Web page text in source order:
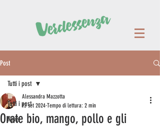
Post
Tutti i post
News
Tutti i post
Orate bio, mango, pollo e gli
Alessandra Mazzotta
13 set 2024 Tempo di lettura: 2 min